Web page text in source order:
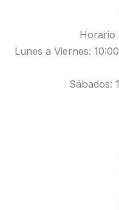
Horario
Lunes a Viernes:
Sábados: